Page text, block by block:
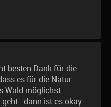
besten Dank für die
es für die Natur
Wald möglichst
ist es okay